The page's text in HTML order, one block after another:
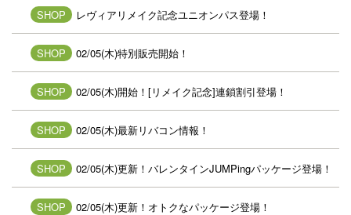
SHOP レヴィアリメイク記念ユニオンパス登場！
SHOP 02/05(木)特別販売開始！
SHOP 02/05(木)開始！[リメイク記念]連鎖割引登場！
SHOP 02/05(木)最新リバコン情報！
SHOP 02/05(木)更新！バレンタインJUMPingパッケージ登場！
SHOP 02/05(木)更新！オトクなパッケージ登場！